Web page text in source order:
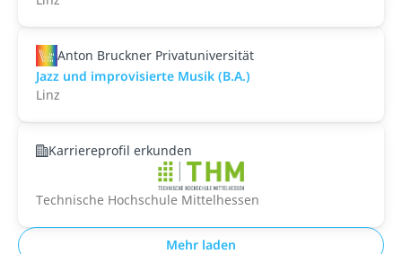
Anton Bruckner Privatuniversität
Jazz und improvisierte Musik (B.A.)
Linz
Karriereprofil erkunden
Technische Hochschule Mittelhessen
Mehr laden